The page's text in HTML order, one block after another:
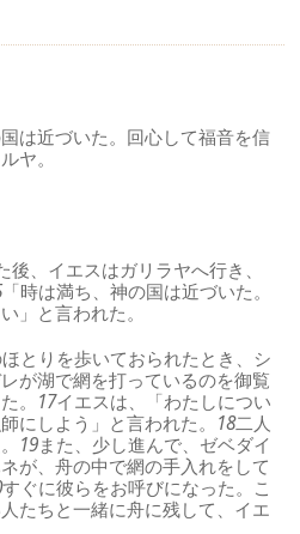
は近づいた。回心して福音を信
ヤ。
後、イエスはガリラヤへ行き、
「時は満ち、神の国は近づいた。
」と言われた。
とりを歩いておられたとき、シ
が湖で網を打っているのを御覧
。 17イエスは、「わたしについ
にしよう」と言われた。 18二人
19また、少し進んで、ゼベダイ
が、舟の中で網の手入れをして
すぐに彼らをお呼びになった。こ
たちと一緒に舟に残して、イエ